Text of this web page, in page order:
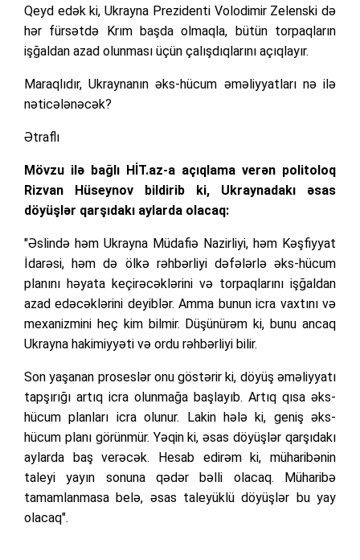
Qeyd edək ki, Ukrayna Prezidenti Volodimir Zelenski də
hər fürsətdə Krım başda olmaqla, bütün torpaqların
işğaldan azad olunması üçün çalışdıqlarını açıqlayır.
Maraqlıdır, Ukraynanın əks-hücum əməliyyatları nə ilə
nəticələnəcək?
Ətraflı
Mövzu ilə bağlı HİT.az-a açıqlama verən politoloq
Rizvan Hüseynov bildirib ki, Ukraynadakı əsas
döyüşlər qarşıdakı aylarda olacaq:
"Əslində həm Ukrayna Müdafiə Nazirliyi, həm Kəşfiyyat
İdarəsi, həm də ölkə rəhbərliyi dəfələrlə əks-hücum
planını həyata keçirəcəklərini və torpaqlarını işğaldan
azad edəcəklərini deyiblər. Amma bunun icra vaxtını və
mexanizmini heç kim bilmir. Düşünürəm ki, bunu ancaq
Ukrayna hakimiyyəti və ordu rəhbərliyi bilir.
Son yaşanan proseslər onu göstərir ki, döyüş əməliyyatı
tapşırığı artıq icra olunmağa başlayıb. Artıq qısa əks-
hücum planları icra olunur. Lakin hələ ki, geniş əks-
hücum planı görünmür. Yəqin ki, əsas döyüşlər qarşıdakı
aylarda baş verəcək. Hesab edirəm ki, müharibənin
taleyi yayın sonuna qədər bəlli olacaq. Müharibə
tamamlanmasa belə, əsas taleyüklü döyüşlər bu yay
olacaq".